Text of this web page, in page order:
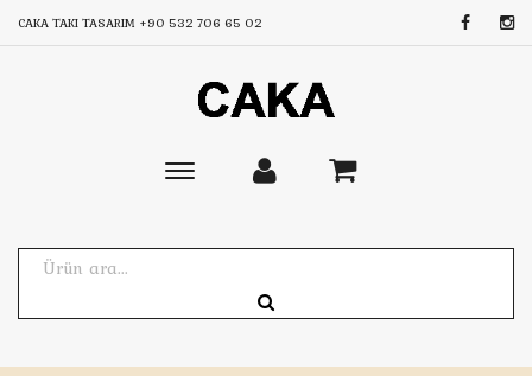
CAKA TAKI TASARIM +90 532 706 65 02
Toggle